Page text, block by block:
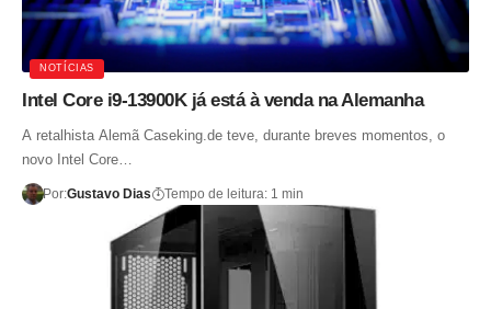
NOTÍCIAS
Intel Core i9-13900K já está à venda na Alemanha
A retalhista Alemã Caseking.de teve, durante breves momentos, o
novo Intel Core…
Por:Gustavo Dias Tempo de leitura: 1 min